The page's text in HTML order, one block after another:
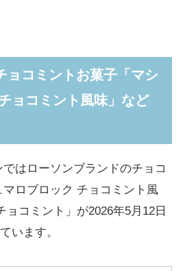
ョコミントお菓子「マシ
ョコミント風味」など
はローソンブランドのチョコ
マロブロック チョコミント風
コミント」が2026年5月12日
います。